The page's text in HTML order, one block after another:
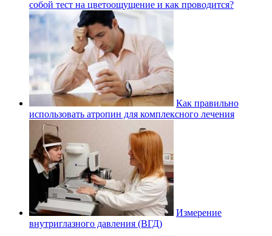
собой тест на цветоощущение и как проводится?
Как правильно
использовать атропин для комплексного лечения
Измерение
внутриглазного давления (ВГД)